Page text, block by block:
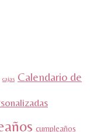
cajas Calendario de
cumpleaños